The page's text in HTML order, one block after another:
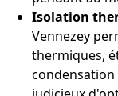
Isolation
Vennezey
thermiques,
condensation